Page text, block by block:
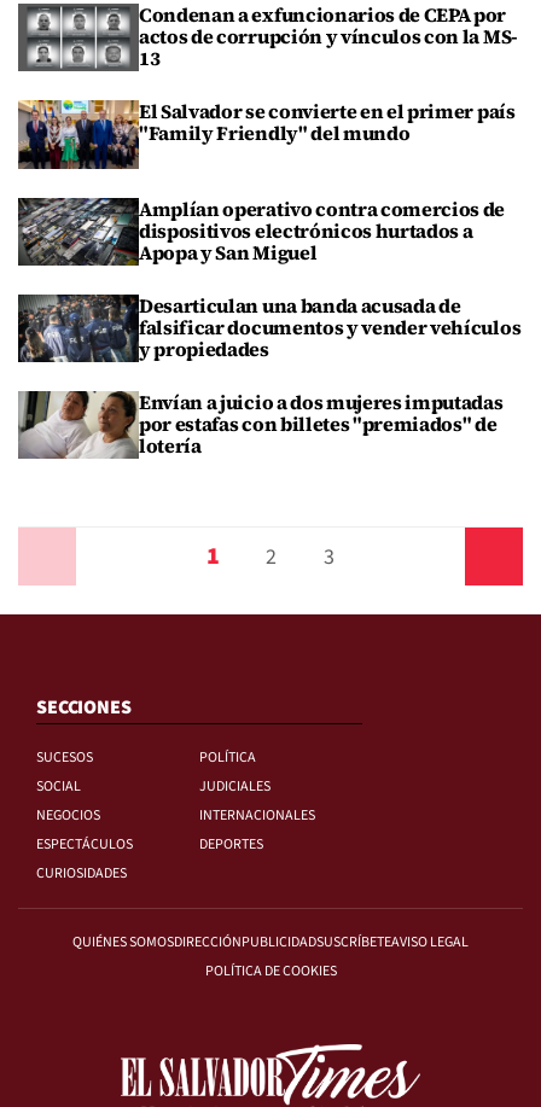
Condenan a exfuncionarios de CEPA por
actos de corrupción y vínculos con la MS-
13
El Salvador se convierte en el primer país
"Family Friendly" del mundo
Amplían operativo contra comercios de
dispositivos electrónicos hurtados a
Apopa y San Miguel
Desarticulan una banda acusada de
falsificar documentos y vender vehículos
y propiedades
Envían a juicio a dos mujeres imputadas
por estafas con billetes "premiados" de
lotería
1 2 3
SECCIONES
SUCESOS
POLÍTICA
SOCIAL
JUDICIALES
NEGOCIOS
INTERNACIONALES
ESPECTÁCULOS
DEPORTES
CURIOSIDADES
QUIÉNES SOMOSDIRECCIÓNPUBLICIDADSUSCRÍBETEAVISO LEGAL
POLÍTICA DE COOKIES